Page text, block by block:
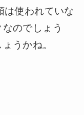
は使われていな
のでしょう
うかね。